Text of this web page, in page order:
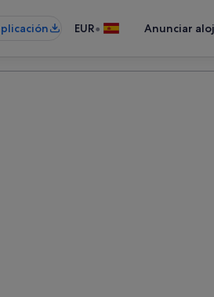
EUR• Anunciar